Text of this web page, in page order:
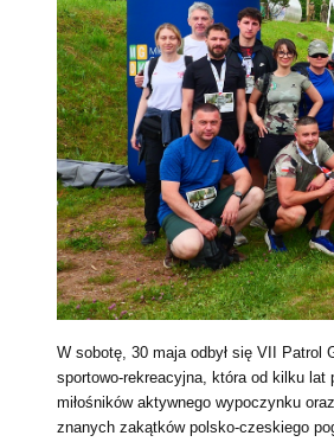
W sobotę, 30 maja odbył się VII Patrol
sportowo-rekreacyjna, która od kilku lat
miłośników aktywnego wypoczynku
znanych zakątków polsko-czeskiego